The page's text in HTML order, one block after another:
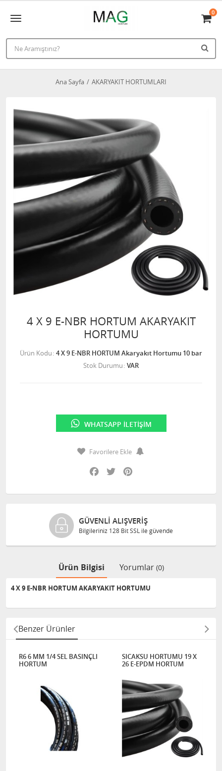
0
Ana Sayfa AKARYAKIT HORTUMLARI
4 X 9 E-NBR HORTUM AKARYAKIT
HORTUMU
Ürün Kodu 4 X 9 E-NBR HORTUM Akaryakıt Hortumu 10 bar
Stok Durumu VAR
WHATSAPP İLETIŞIM
Favorilere Ekle
Facebook
Twitter
GÜVENLI ALIŞVERIŞ
Bilgileriniz 128 Bit SSL ile güvende
Ürün Bilgisi Yorumlar (0)
4 X 9 E-NBR HORTUM AKARYAKIT HORTUMU
Benzer Ürünler
R6 6 MM 1/4 SEL BASINÇLI
HORTUM
SICAKSU HORTUMU 19 X
26 E-EPDM HORTUM